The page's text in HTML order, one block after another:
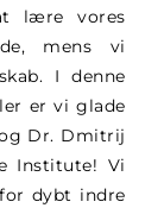
lære vores
mens vi
I denne
er vi glade
Dr. Dmitrij
Institute! Vi
dybt indre